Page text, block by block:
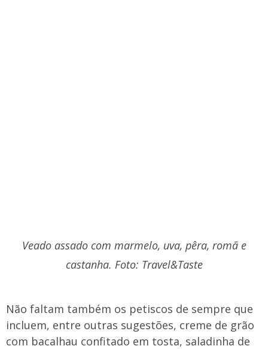
Veado assado com marmelo, uva, pêra, romã e
castanha. Foto: Travel&Taste
Não faltam também os petiscos de sempre que
incluem, entre outras sugestões, creme de grão
com bacalhau confitado em tosta, saladinha de